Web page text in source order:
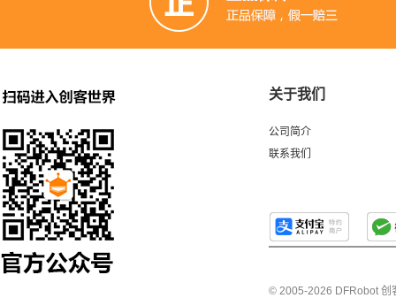
关于我们
公司简介
联系我们
© 2005-2026 DFRobot 创